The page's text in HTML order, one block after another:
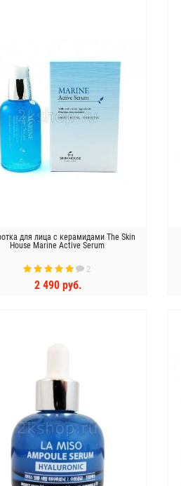
для лица с керамидами The Skin
House Marine Active Serum
2
2 490 руб.